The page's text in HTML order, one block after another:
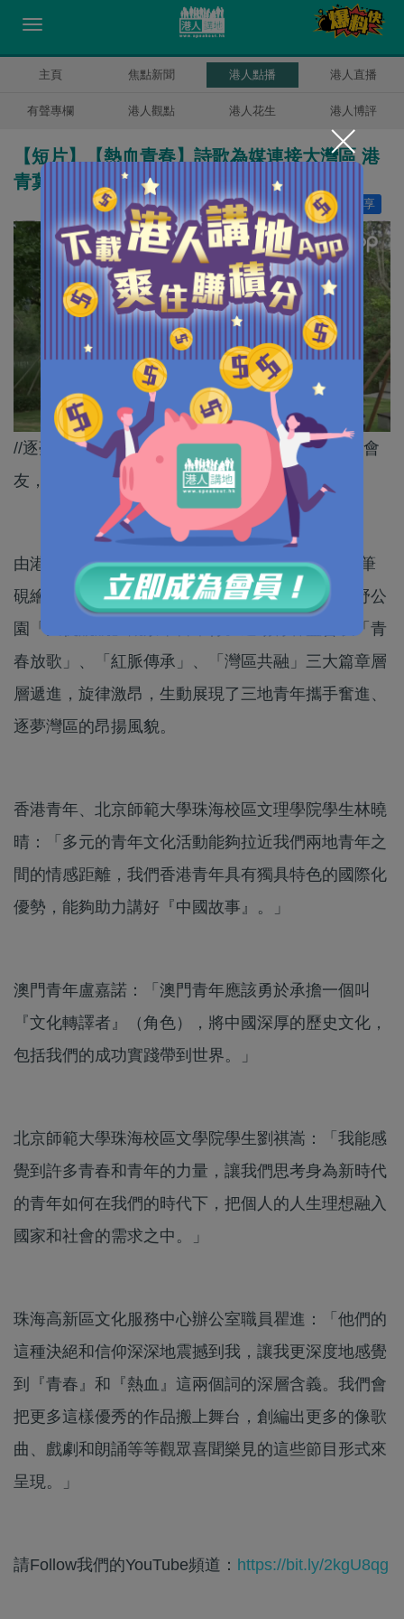
主頁 焦點新聞 港人點播 港人直播
有聲專欄 港人觀點 港人花生 港人博評
【短片】【熱血青春】詩歌為媒連接大灣區 港
青冀助力講好中國故事
分享
讚好 0
//逐夢大灣區，筆硯繪青春，港珠澳三地青年以詩會
友，創文化盛宴。//
由港珠澳三地青年攜手共創的首屆「逐夢大灣區·筆
硯繪青春」詩歌薈，日前在珠海高新區紅花山郊野公
園「天帆競航」觀景平台舉行。這場青春盛會以「青
春放歌」、「紅脈傳承」、「灣區共融」三大篇章層
層遞進，旋律激昂，生動展現了三地青年攜手奮進、
逐夢灣區的昂揚風貌。
香港青年、北京師範大學珠海校區文理學院學生林曉
晴：「多元的青年文化活動能夠拉近我們兩地青年之
間的情感距離，我們香港青年具有獨具特色的國際化
優勢，能夠助力講好『中國故事』。」
澳門青年盧嘉諾：「澳門青年應該勇於承擔一個叫
『文化轉譯者』（角色），將中國深厚的歷史文化，
包括我們的成功實踐帶到世界。」
北京師範大學珠海校區文學院學生劉祺嵩：「我能感
覺到許多青春和青年的力量，讓我們思考身為新時代
的青年如何在我們的時代下，把個人的人生理想融入
國家和社會的需求之中。」
珠海高新區文化服務中心辦公室職員瞿進：「他們的
這種決絕和信仰深深地震撼到我，讓我更深度地感覺
到『青春』和『熱血』這兩個詞的深層含義。我們會
把更多這樣優秀的作品搬上舞台，創編出更多的像歌
曲、戲劇和朗誦等等觀眾喜聞樂見的這些節目形式來
呈現。」
請Follow我們的YouTube頻道： https://bit.ly/2kgU8qg